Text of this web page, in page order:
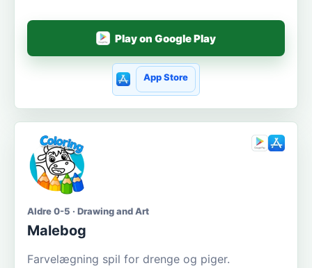
Play on Google Play
App Store
Aldre 0-5 · Drawing and Art
Malebog
Farvelægning spil for drenge og piger.